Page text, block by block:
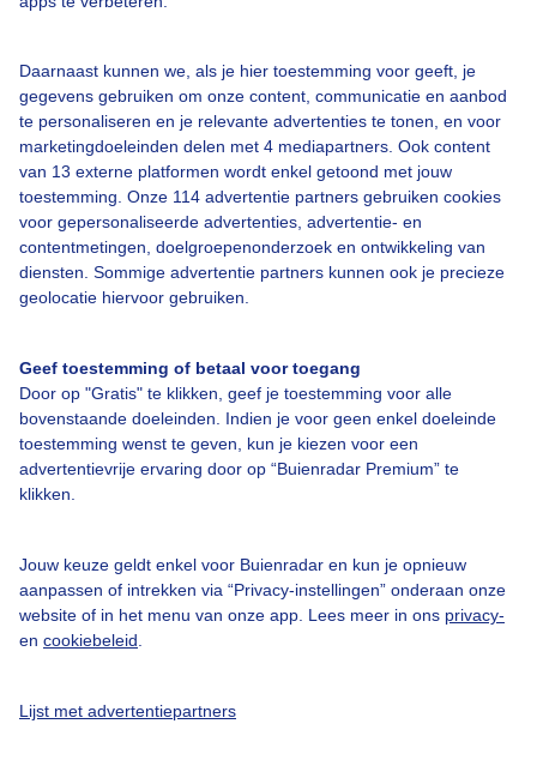
Daarnaast kunnen we, als je hier toestemming voor geeft, je
gegevens gebruiken om onze content, communicatie en aanbod
te personaliseren en je relevante advertenties te tonen, en voor
marketingdoeleinden delen met 4 mediapartners. Ook content
van 13 externe platformen wordt enkel getoond met jouw
toestemming. Onze 114 advertentie partners gebruiken cookies
voor gepersonaliseerde advertenties, advertentie- en
contentmetingen, doelgroepenonderzoek en ontwikkeling van
diensten. Sommige advertentie partners kunnen ook je precieze
geolocatie hiervoor gebruiken.
Geef toestemming of betaal voor toegang
Door op "Gratis" te klikken, geef je toestemming voor alle
bovenstaande doeleinden. Indien je voor geen enkel doeleinde
toestemming wenst te geven, kun je kiezen voor een
advertentievrije ervaring door op “Buienradar Premium” te
klikken.
Jouw keuze geldt enkel voor Buienradar en kun je opnieuw
aanpassen of intrekken via “Privacy-instellingen” onderaan onze
website of in het menu van onze app. Lees meer in ons privacy-
en cookiebeleid
Lijst met advertentiepartners
Over Buienradar
Bedrijfsgegevens
Contact
Toegankelijkheid
Gebruikersvoorwaarden
Adverteren
Privacy beleid
Cookie beleid